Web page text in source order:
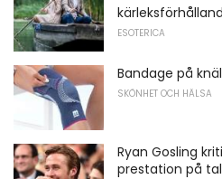
ESOTERICA
Bandage på
SKÖNHET OCH HÄLSA
Ryan Gosling
prestation på